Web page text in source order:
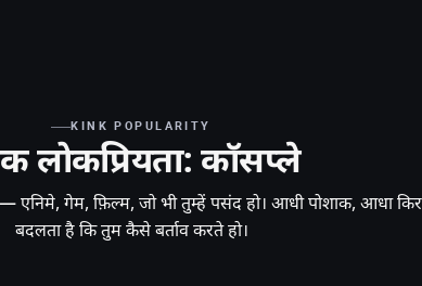
KINK POPULARITY
लोकप्रियता: कॉसप्ले
एनिमे, गेम, फ़िल्म, जो भी तुम्हें पसंद हो। आधी पोशाक, आधा
बदलता है कि तुम कैसे बर्ताव करते हो।